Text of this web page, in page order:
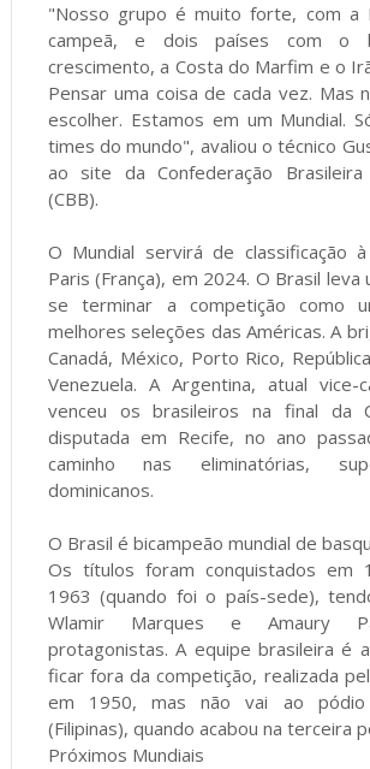
"Nosso grupo é muito forte, com a
campeã, e dois países com o
crescimento, a Costa do Marfim e o
Pensar uma coisa de cada vez. Mas
escolher. Estamos em um Mundial.
times do mundo", avaliou o técnico
ao site da Confederação
(CBB).
O Mundial servirá de classificação
Paris (França), em 2024. O Brasil leva
se terminar a competição como
melhores seleções das Américas. A
Canadá, México, Porto Rico,
Venezuela. A Argentina, atual vice-
venceu os brasileiros na final da
disputada em Recife, no ano
caminho nas eliminatórias,
dominicanos.
O Brasil é bicampeão mundial de
Os títulos foram conquistados em
1963 (quando foi o país-sede),
Wlamir Marques e Amaury
protagonistas. A equipe brasileira é
ficar fora da competição, realizada
em 1950, mas não vai ao
(Filipinas), quando acabou na terceira
Próximos Mundiais